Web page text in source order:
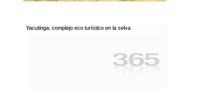
Yacutinga: complejo eco turístico en la selva